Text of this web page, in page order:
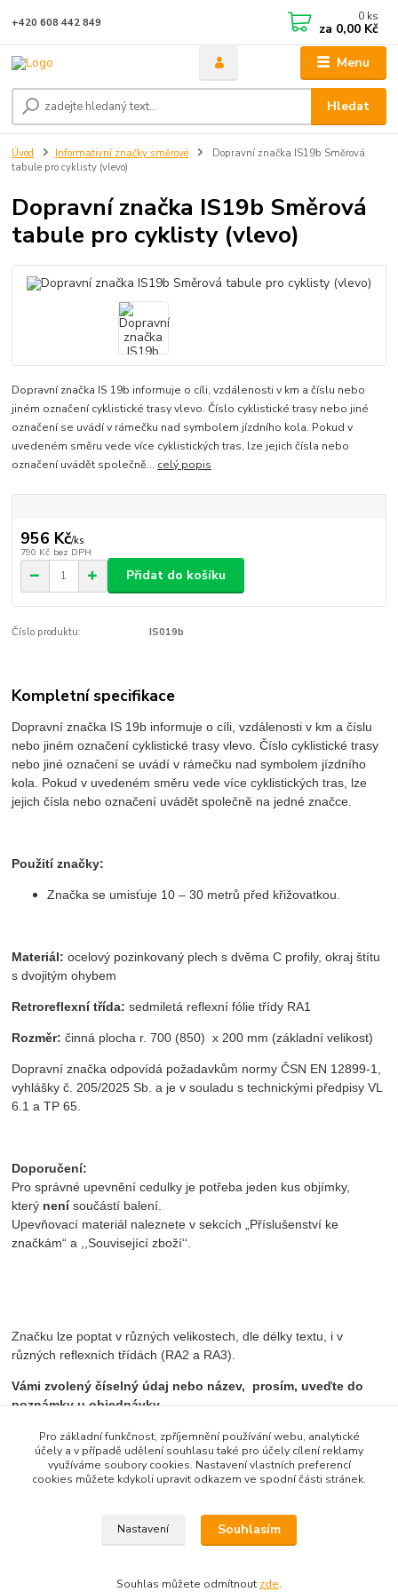
Menu
Hledat
+420 608 442 849 0 ks
za 0,00 Kč
Úvod Informativní značky směrové
Dopravní značka IS19b Směrová
tabule pro cyklisty (vlevo)
Dopravní značka IS19b Směrová
tabule pro cyklisty (vlevo)
Dopravní značka IS 19b informuje o cíli, vzdálenosti v km a číslu nebo
jiném označení cyklistické trasy vlevo. Číslo cyklistické trasy nebo jiné
označení se uvádí v rámečku nad symbolem jízdního kola. Pokud v
uvedeném směru vede více cyklistických tras, lze jejich čísla nebo
označení uvádět společně... celý popis
956 Kč/ks
790 Kč bez DPH
Přidat do košíku
Číslo produktu: IS019b
Kompletní specifikace
Dopravní značka IS 19b informuje o cíli, vzdálenosti v km a číslu
nebo jiném označení cyklistické trasy vlevo. Číslo cyklistické trasy
nebo jiné označení se uvádí v rámečku nad symbolem jízdního
kola. Pokud v uvedeném směru vede více cyklistických tras, lze
jejich čísla nebo označení uvádět společně na jedné značce.
Použití značky:
Značka se umisťuje 10 – 30 metrů před křižovatkou.
Materiál: ocelový pozinkovaný plech s dvěma C profily, okraj štítu
s dvojitým ohybem
Retroreflexní třída: sedmiletá reflexní fólie třídy RA1
Rozměr: činná plocha r. 700 (850) x 200 mm (základní velikost)
Dopravní značka odpovídá požadavkům normy ČSN EN 12899-1,
vyhlášky č. 205/2025 Sb. a je v souladu s technickými předpisy VL
6.1 a TP 65.
Doporučení:
Pro správné upevnění cedulky je potřeba jeden kus objímky,
který není součástí balení.
Upevňovací materiál naleznete v sekcích „Příslušenství ke
značkám“ a ,,Související zboží‘‘.
Značku lze poptat v různých velikostech, dle délky textu, i v
různých reflexních třídách (RA2 a RA3).
Vámi zvolený číselný údaj nebo název, prosím, uveďte do
poznámky u objednávky.
Zboží zařazeno v kategoriích
Pro základní funkčnost, zpříjemnění používání webu, analytické
účely a v případě udělení souhlasu také pro účely cílení reklamy
využíváme soubory cookies. Nastavení vlastních preferencí
cookies můžete kdykoli upravit odkazem ve spodní části stránek.
Nastavení Souhlasím
Souhlas můžete odmítnout zde.